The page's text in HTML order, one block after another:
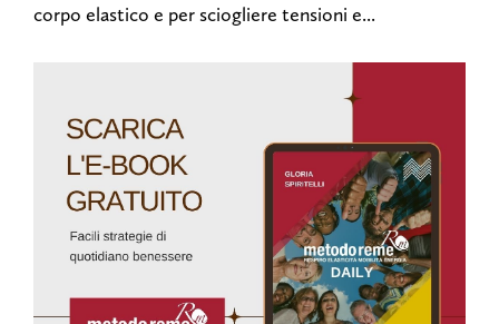
corpo elastico e per sciogliere tensioni e...